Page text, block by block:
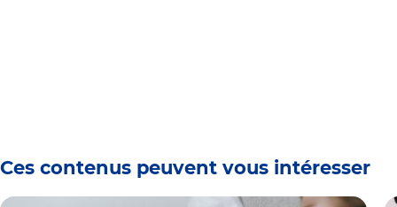
Ces contenus peuvent vous intéresser